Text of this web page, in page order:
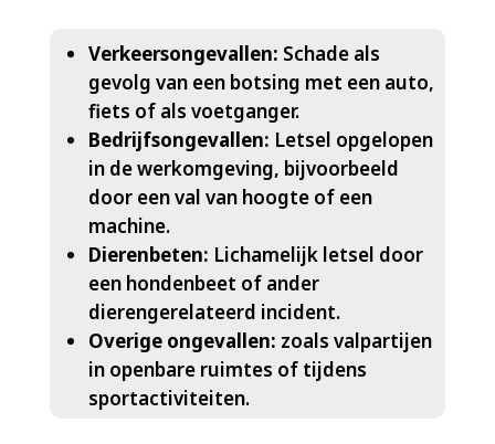
Verkeersongevallen: Schade als
gevolg van een botsing met een auto,
fiets of als voetganger.​
Bedrijfsongevallen: Letsel opgelopen
in de werkomgeving, bijvoorbeeld
door een val van hoogte of een
machine.​
Dierenbeten: Lichamelijk letsel door
een hondenbeet of ander
dierengerelateerd incident.​
Overige ongevallen: zoals valpartijen
in openbare ruimtes of tijdens
sportactiviteiten.​